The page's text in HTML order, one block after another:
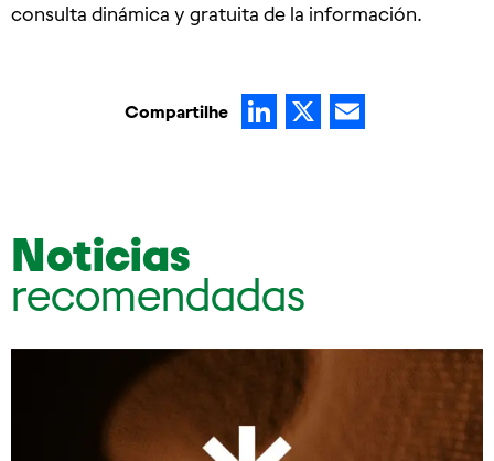
consulta dinámica y gratuita de la información.
Compartilhe LinkedIn
X
Noticias
recomendadas